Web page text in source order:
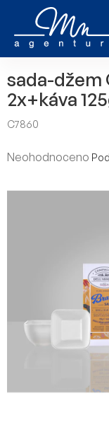
obsah
sada-džem
2x+káva
C7860
Průměrné
produktu
Neohodnoceno